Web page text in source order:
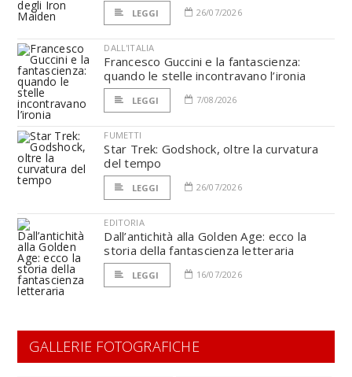
LEGGI 26/07/2026
DALL'ITALIA
Francesco Guccini e la fantascienza:
quando le stelle incontravano l’ironia
LEGGI 7/08/2026
FUMETTI
Star Trek: Godshock, oltre la curvatura
del tempo
LEGGI 26/07/2026
EDITORIA
Dall’antichità alla Golden Age: ecco la
storia della fantascienza letteraria
LEGGI 16/07/2026
GALLERIE FOTOGRAFICHE